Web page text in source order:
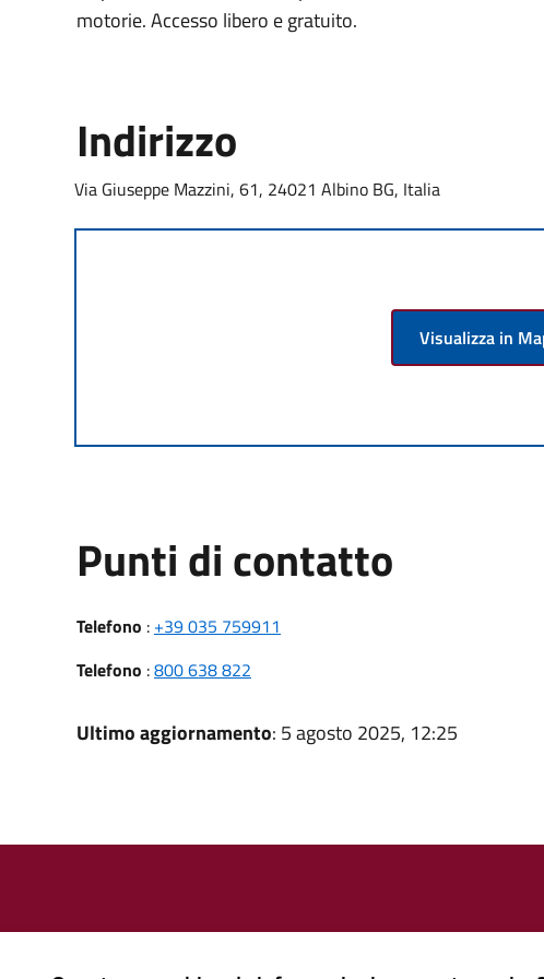
motorie. Accesso libero e gratuito.
Indirizzo
Via Giuseppe Mazzini, 61, 24021 Albino BG, Italia
Visualizza in
Punti di contatto
Telefono : +39 035 759911
Telefono :800 638 822
Ultimo aggiornamento: 5 agosto 2025, 12:25